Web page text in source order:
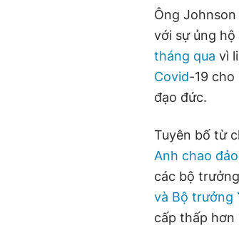
Ông
với sự ủng
tháng qua vì
Covid-19 cho
đạo đức.
Tuyên bố từ
Anh chao đảo
các bộ
và Bộ trưởng
cấp thấp hơn